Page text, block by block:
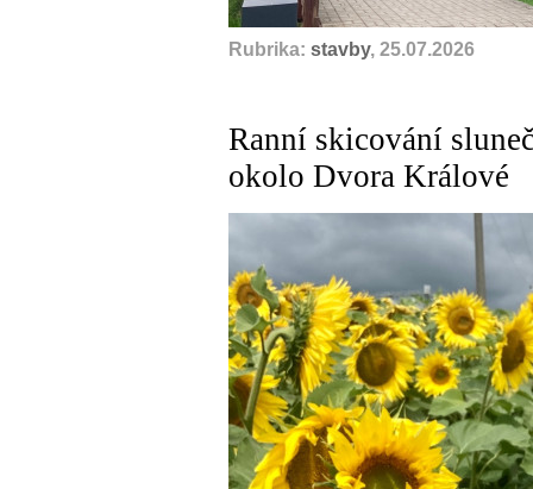
Rubrika: stavby, 25.07.2026
Ranní skicování
okolo Dvora Králové